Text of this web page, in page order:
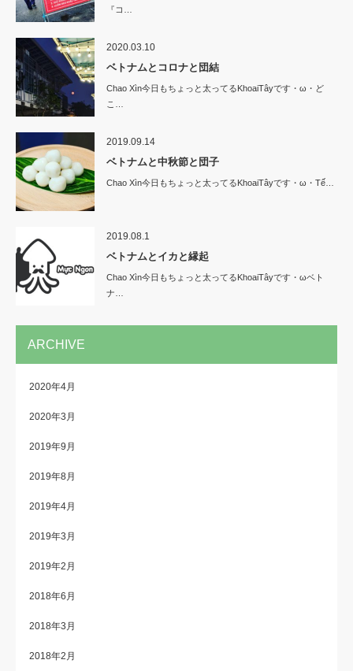
『コ…
2020.03.10
ベトナムとコロナと団結
Chao Xìn今日もちょっと太ってるKhoaiTâyです・ω・ど
こ…
2019.09.14
ベトナムと中秋節と団子
Chao Xìn今日もちょっと太ってるKhoaiTâyです・ω・Tế…
2019.08.1
ベトナムとイカと縁起
Chao Xìn今日もちょっと太ってるKhoaiTâyです・ωベト
ナ…
ARCHIVE
2020年4月
2020年3月
2019年9月
2019年8月
2019年4月
2019年3月
2019年2月
2018年6月
2018年3月
2018年2月